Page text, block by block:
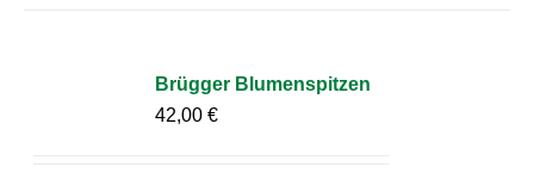
Brügger Blumenspitzen
42,00€